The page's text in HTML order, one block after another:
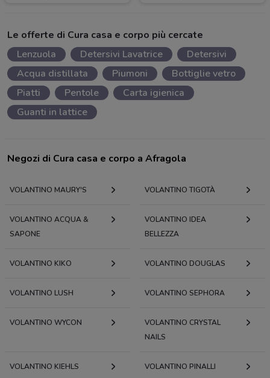
Le offerte di Cura casa e corpo più cercate
Lenzuola
Detersivi Lavatrice
Detersivi
Acqua distillata
Piumoni
Bottiglie vetro
Piatti
Pentole
Carta igienica
Guanti in lattice
Negozi di Cura casa e corpo a Afragola
VOLANTINO MAURY'S VOLANTINO TIGOTÀ
VOLANTINO ACQUA &
SAPONE
VOLANTINO IDEA
BELLEZZA
VOLANTINO KIKO VOLANTINO DOUGLAS
VOLANTINO LUSH VOLANTINO SEPHORA
VOLANTINO WYCON
VOLANTINO CRYSTAL
NAILS
VOLANTINO KIEHLS VOLANTINO PINALLI